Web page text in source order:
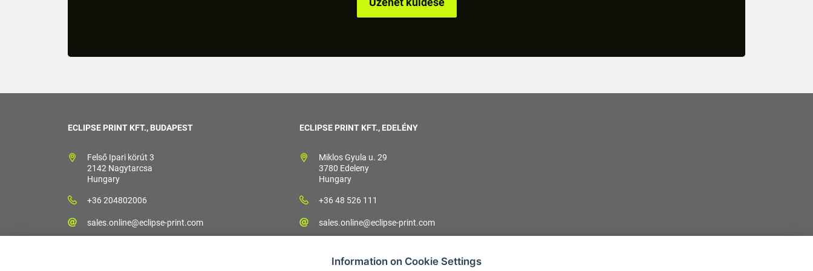
ECLIPSE PRINT KFT., BUDAPEST
Felső Ipari körút 3
2142 Nagytarcsa
Hungary
+36 204802006
sales.online@eclipse-print.com
ECLIPSE PRINT KFT., EDELÉNY
Miklos Gyula u. 29
3780 Edeleny
Hungary
+36 48 526 111
sales.online@eclipse-print.com
Information on Cookie Settings